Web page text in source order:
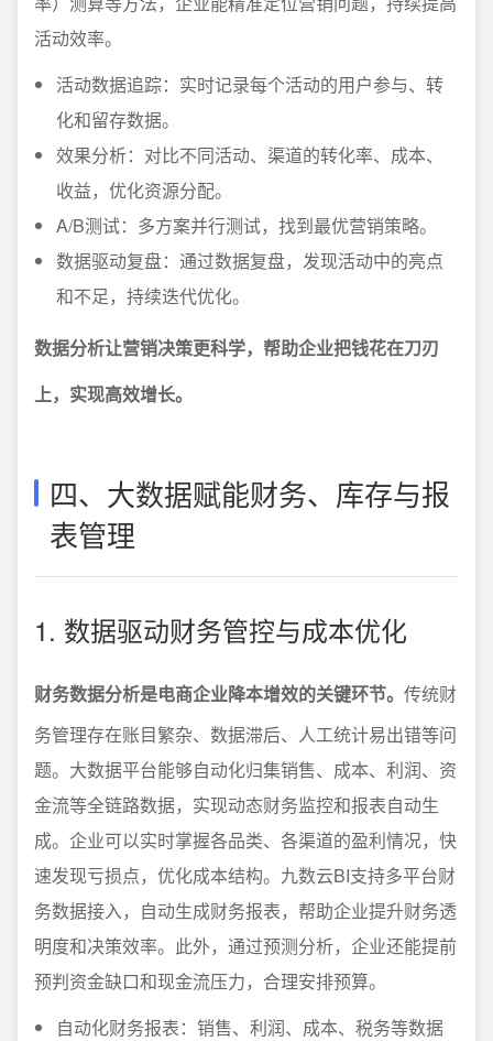
活动效率。
活动数据追踪：实时记录每个活动的用户参与、转
化和留存数据。
效果分析：对比不同活动、渠道的转化率、成本、
收益，优化资源分配。
A/B测试：多方案并行测试，找到最优营销策略。
数据驱动复盘：通过数据复盘，发现活动中的亮点
和不足，持续迭代优化。
数据分析让营销决策更科学，帮助企业把钱花在刀刃
上，实现高效增长。
四、大数据赋能财务、库存与报
表管理
1. 数据驱动财务管控与成本优化
财务数据分析是电商企业降本增效的关键环节。 传统财
务管理存在账目繁杂、数据滞后、人工统计易出错等问
题。大数据平台能够自动化归集销售、成本、利润、资
金流等全链路数据，实现动态财务监控和报表自动生
成。企业可以实时掌握各品类、各渠道的盈利情况，快
速发现亏损点，优化成本结构。九数云BI支持多平台财
务数据接入，自动生成财务报表，帮助企业提升财务透
明度和决策效率。此外，通过预测分析，企业还能提前
预判资金缺口和现金流压力，合理安排预算。
自动化财务报表：销售、利润、成本、税务等数据